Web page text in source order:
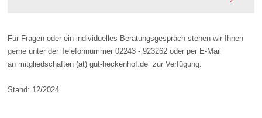
Für Fragen oder ein individuelles Beratungsgespräch stehen wir Ihnen
gerne unter der Telefonnummer 02243 - 923262 oder per E-Mail
an mitgliedschaften (at) gut-heckenhof.de zur Verfügung.
Stand: 12/2024